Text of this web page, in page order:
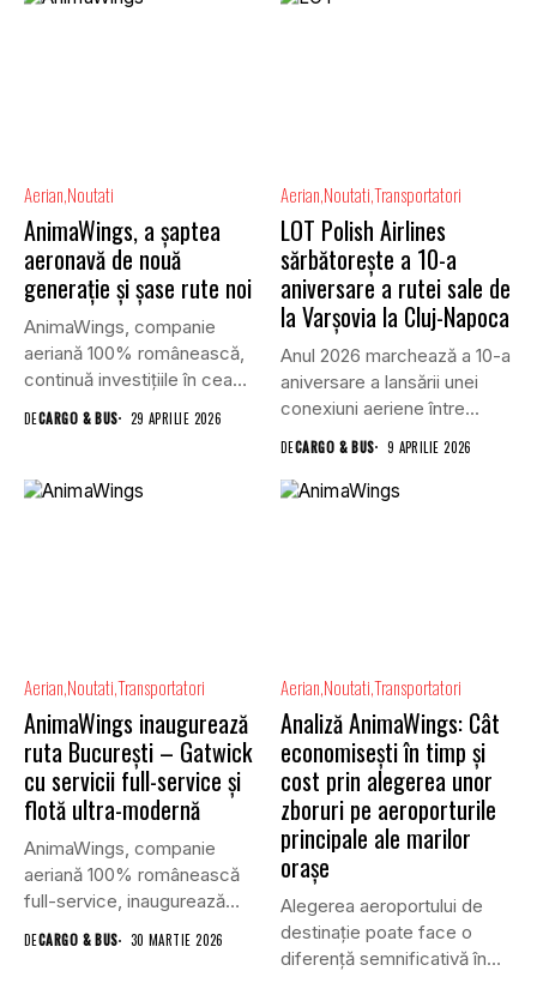
Aerian Noutati
AnimaWings, a șaptea
aeronavă de nouă
generație și șase rute noi
AnimaWings, companie
aeriană 100% românească,
continuă investițiile în cea
DECARGO & BUS 29 APRILIE 2026
Aerian NoutatiTransportatori
LOT Polish Airlines
sărbătorește a 10-a
aniversare a rutei sale de
la Varșovia la Cluj-Napoca
Anul 2026 marchează a 10-a
aniversare a lansării unei
conexiuni aeriene între...
DECARGO & BUS 9 APRILIE 2026
Aerian NoutatiTransportatori
AnimaWings inaugurează
ruta Bucureşti – Gatwick
cu servicii full-service și
flotă ultra-modernă
AnimaWings, companie
aeriană 100% românească
full-service, inaugurează
oficial singura conexiune
directă dintre...
DECARGO & BUS 30 MARTIE 2026
Aerian NoutatiTransportatori
Analiză AnimaWings: Cât
economiseşti în timp și
cost prin alegerea unor
zboruri pe aeroporturile
principale ale marilor
oraşe
Alegerea aeroportului de
destinație poate face o
diferență semnificativă în